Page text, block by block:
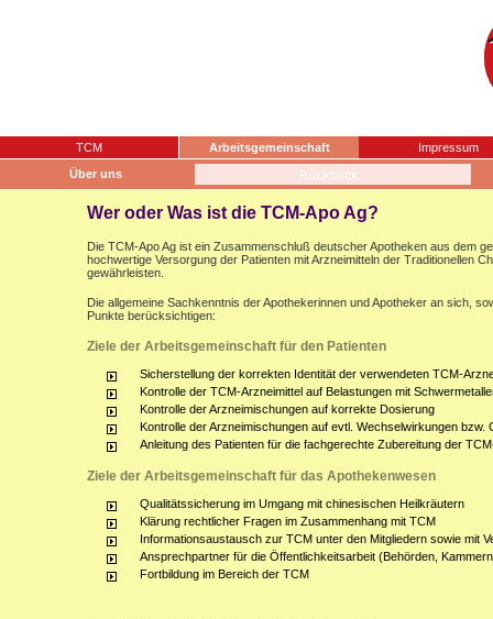
TCM Arbeitsgemeinschaft
Impressum
Über uns
Wer oder Was ist die TCM-Apo Ag?
Die TCM-Apo Ag ist ein Zusammenschluß deutscher Apotheken aus dem
hochwertige Versorgung der Patienten mit Arzneimitteln der Traditionellen
gewährleisten.
Die allgemeine Sachkenntnis der Apothekerinnen und Apotheker an sich,
Punkte berücksichtigen:
Ziele der Arbeitsgemeinschaft für den Patienten
Sicherstellung der korrekten Identität der verwendeten TCM-
Kontrolle der TCM-Arzneimittel auf Belastungen mit
Kontrolle der Arzneimischungen auf korrekte Dosierung
Kontrolle der Arzneimischungen auf evtl. Wechselwirkungen
Anleitung des Patienten für die fachgerechte Zubereitung der
Ziele der Arbeitsgemeinschaft für das Apothekenwesen
Qualitätssicherung im Umgang mit chinesischen Heilkräutern
Klärung rechtlicher Fragen im Zusammenhang mit TCM
Informationsaustausch zur TCM unter den Mitgliedern sowie mit
Ansprechpartner für die Öffentlichkeitsarbeit (Behörden,
Fortbildung im Bereich der TCM